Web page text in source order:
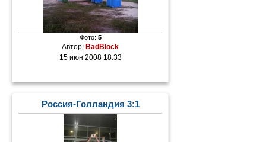
Фото: 5
Автор:BadBlock
15 июн 2008 18:33
Россия-Голландия 3:1